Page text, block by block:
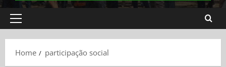
Primary
Home
participação social